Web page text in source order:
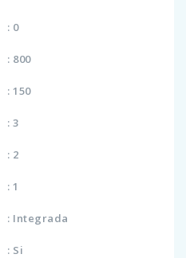
: 0
: 800
: 150
: 3
: 2
: 1
: Integrada
: Si